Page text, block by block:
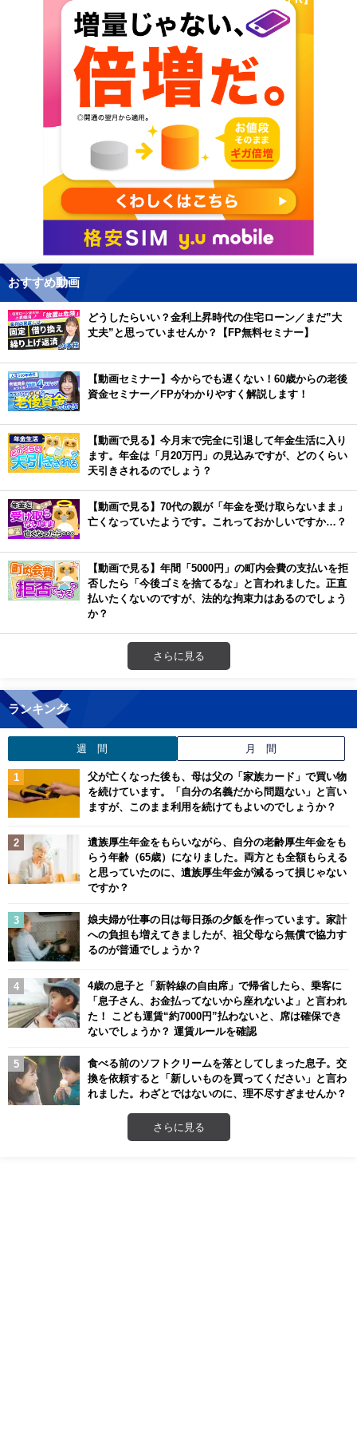
おすすめ動画
どうしたらいい？金利上昇時代の住宅ローン／まだ”大
丈夫”と思っていませんか？【FP無料セミナー】
【動画セミナー】今からでも遅くない！60歳からの老後
資金セミナー／FPがわかりやすく解説します！
【動画で見る】今月末で完全に引退して年金生活に入り
ます。年金は「月20万円」の見込みですが、どのくらい
天引きされるのでしょう？
【動画で見る】70代の親が「年金を受け取らないまま」
亡くなっていたようです。これっておかしいですか…？
【動画で見る】年間「5000円」の町内会費の支払いを拒
否したら「今後ゴミを捨てるな」と言われました。正直
払いたくないのですが、法的な拘束力はあるのでしょう
か？
さらに見る
ランキング
週 間 月 間
父が亡くなった後も、母は父の「家族カード」で買い物
を続けています。「自分の名義だから問題ない」と言い
ますが、このまま利用を続けてもよいのでしょうか？
遺族厚生年金をもらいながら、自分の老齢厚生年金をも
らう年齢（65歳）になりました。両方とも全額もらえる
と思っていたのに、遺族厚生年金が減るって損じゃない
ですか？
娘夫婦が仕事の日は毎日孫の夕飯を作っています。家計
への負担も増えてきましたが、祖父母なら無償で協力す
るのが普通でしょうか？
4歳の息子と「新幹線の自由席」で帰省したら、乗客に
「息子さん、お金払ってないから座れないよ」と言われ
た！ こども運賃“約7000円”払わないと、席は確保でき
ないでしょうか？ 運賃ルールを確認
食べる前のソフトクリームを落としてしまった息子。交
換を依頼すると「新しいものを買ってください」と言わ
れました。わざとではないのに、理不尽すぎませんか？
さらに見る